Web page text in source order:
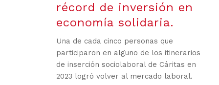
récord de inversión en
economía solidaria.
Una de cada cinco personas que
participaron en alguno de los itinerarios
de inserción sociolaboral de Cáritas en
2023 logró volver al mercado laboral.